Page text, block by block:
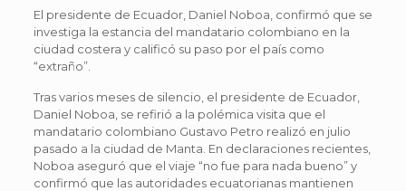
El presidente de Ecuador, Daniel Noboa, confirmó que se
investiga la estancia del mandatario colombiano en la
ciudad costera y calificó su paso por el país como
“extraño”.
Tras varios meses de silencio, el presidente de Ecuador,
Daniel Noboa, se refirió a la polémica visita que el
mandatario colombiano Gustavo Petro realizó en julio
pasado a la ciudad de Manta. En declaraciones recientes,
Noboa aseguró que el viaje “no fue para nada bueno” y
confirmó que las autoridades ecuatorianas mantienen